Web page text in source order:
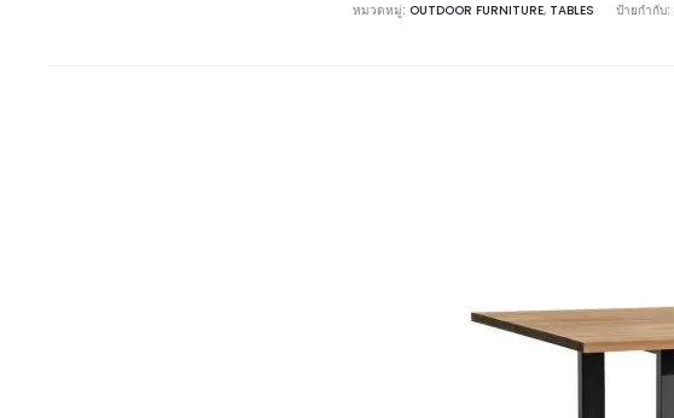
หมวดหมู่: OUTDOOR FURNITURE, TABLES ป้ายกำกับ: